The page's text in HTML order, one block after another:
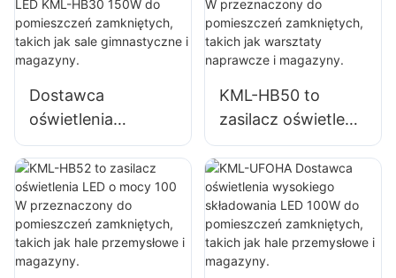
100 W do
oświetlenia wnętrz
fabryk,
magazynów itp.
100 W do
oświetlenia wnętrz
fabryk,
magazynów itp.
Dostawca
oświetlenia
przemysłowego i
górniczego LED
KML-HB30 150W
do pomieszczeń
zamkniętych,
takich jak sale
KML-HB50 to
zasilacz oświetlenia
LED o mocy 150 W
przeznaczony do
pomieszczeń
zamkniętych,
takich jak
warsztaty